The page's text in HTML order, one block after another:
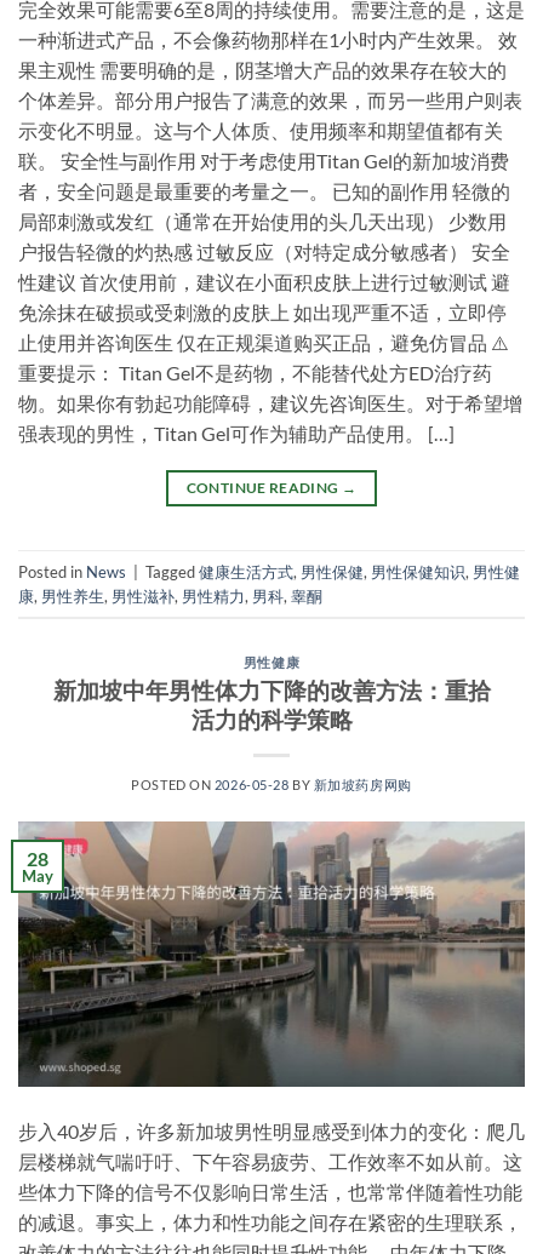
完全效果可能需要6至8周的持续使用。需要注意的是，这是
一种渐进式产品，不会像药物那样在1小时内产生效果。 效
果主观性 需要明确的是，阴茎增大产品的效果存在较大的
个体差异。部分用户报告了满意的效果，而另一些用户则表
示变化不明显。这与个人体质、使用频率和期望值都有关
联。 安全性与副作用 对于考虑使用Titan Gel的新加坡消费
者，安全问题是最重要的考量之一。 已知的副作用 轻微的
局部刺激或发红（通常在开始使用的头几天出现） 少数用
户报告轻微的灼热感 过敏反应（对特定成分敏感者） 安全
性建议 首次使用前，建议在小面积皮肤上进行过敏测试 避
免涂抹在破损或受刺激的皮肤上 如出现严重不适，立即停
止使用并咨询医生 仅在正规渠道购买正品，避免仿冒品 ⚠️
重要提示： Titan Gel不是药物，不能替代处方ED治疗药
物。如果你有勃起功能障碍，建议先咨询医生。对于希望增
强表现的男性，Titan Gel可作为辅助产品使用。 […]
CONTINUE READING →
Posted in News | Tagged健康生活方式, 男性保健, 男性保健知识, 男性健
康, 男性养生, 男性滋补, 男性精力, 男科, 睾酮
男性健康
新加坡中年男性体力下降的改善方法：重拾
活力的科学策略
POSTED ON 2026-05-28 BY 新加坡药房网购
28
May
步入40岁后，许多新加坡男性明显感受到体力的变化：爬几
层楼梯就气喘吁吁、下午容易疲劳、工作效率不如从前。这
些体力下降的信号不仅影响日常生活，也常常伴随着性功能
的减退。事实上，体力和性功能之间存在紧密的生理联系，